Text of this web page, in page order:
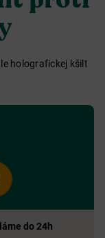
holografickej kšilt
do 24h